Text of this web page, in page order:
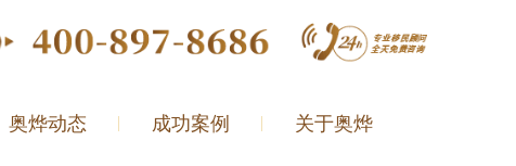
奥烨动态 成功案例 关于奥烨